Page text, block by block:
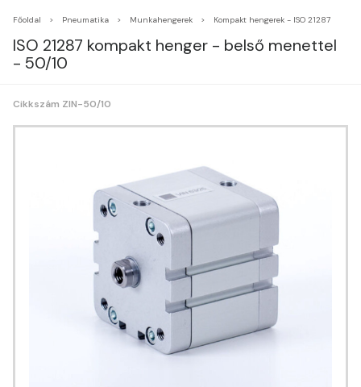
Főoldal Pneumatika Munkahengerek Kompakt hengerek - ISO 21287
ISO 21287 kompakt henger - belső menettel
- 50/10
Cikkszám ZIN-50/10